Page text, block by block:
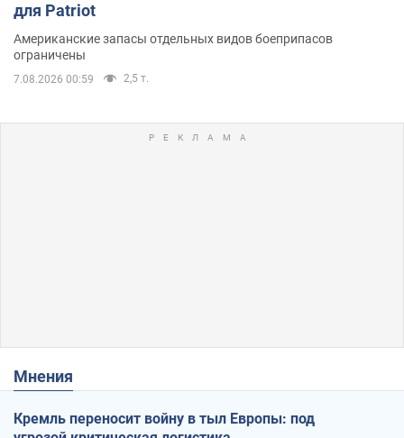
для Patriot
Американские запасы отдельных видов боеприпасов
ограничены
7.08.2026 00:59 2,5 т.
Мнения
Кремль переносит войну в тыл Европы: под